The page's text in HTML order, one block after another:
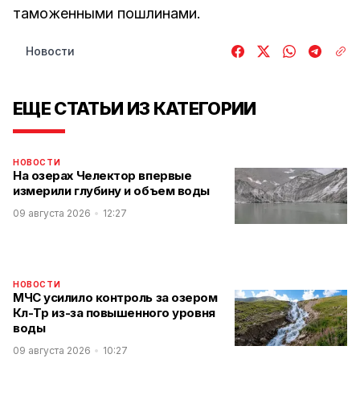
таможенными пошлинами.
Новости
ЕЩЕ СТАТЬИ ИЗ КАТЕГОРИИ
НОВОСТИ
На озерах Челектор впервые
измерили глубину и объем воды
09 августа 2026 12:27
НОВОСТИ
МЧС усилило контроль за озером
Көл-Төр из-за повышенного уровня
воды
09 августа 2026 10:27